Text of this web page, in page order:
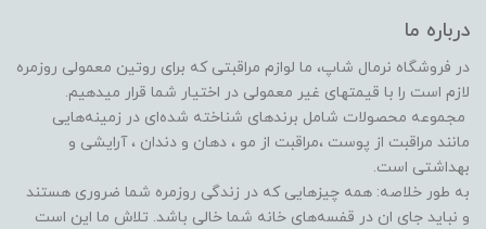
درباره ما
در فروشگاه‌ نرمال شاپ، ما لوازم مراقبتی که برای روتین معمولی روزمره
لازم است را با قیمتهای غیر معمولی در اختیار شما قرار میدهیم.
مجموعه محصولات شامل برندهای شناخته شده‌ای در زمینه‌هایی
مانند مراقبت از پوست ،مراقبت از مو ️، دهان و دندان ، آرایشی و
بهداشتی است.
به طور خلاصه: همه چیزهایی که در زندگی روزمره شما ضروری هستند
و نباید جای ان در قفسه‌های خانه شما خالی باشد. تلاش ما این است